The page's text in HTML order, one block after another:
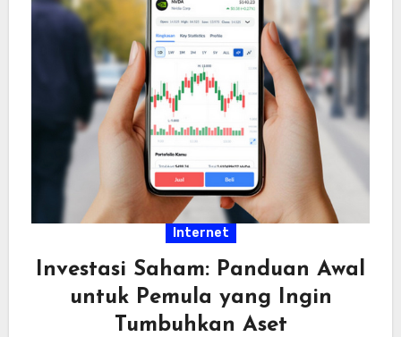
Internet
Investasi Saham: Panduan Awal
untuk Pemula yang Ingin
Tumbuhkan Aset